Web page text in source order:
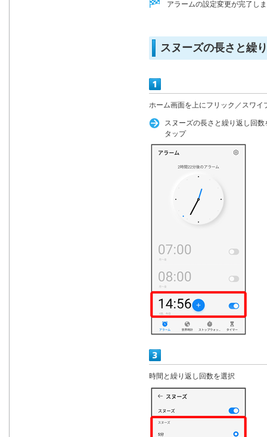
アラームの設定変更が完了し
スヌーズの長さと繰
ホーム画面を上にフリック／スワイ
スヌーズの長さと繰り返し回
タップ
時間と繰り返し回数を選択